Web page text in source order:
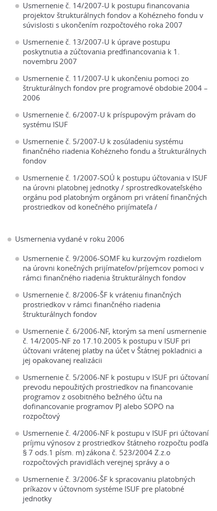
Usmernenie č. 14/2007-U k postupu financovania
projektov štrukturálnych fondov a Kohézneho fondu v
súvislosti s ukončením rozpočtového roka 2007
Usmernenie č. 13/2007-U k úprave postupu
poskytnutia a zúčtovania predfinancovania k 1.
novembru 2007
Usmernenie č. 11/2007-U k ukončeniu pomoci zo
štrukturálnych fondov pre programové obdobie 2004 –
2006
Usmernenie č. 6/2007-U k príspupovým právam do
systému ISUF
Usmernenie č. 5/2007-U k zosúladeniu systému
finančného riadenia Kohézneho fondu a štrukturálnych
fondov
Usmernenie č. 1/2007-SOÚ k postupu účtovania v ISUF
na úrovni platobnej jednotky / sprostredkovateľského
orgánu pod platobným orgánom pri vrátení finančných
prostriedkov od konečného prijímateľa /
Usmernenia vydané v roku 2006
Usmernenie č. 9/2006-SOMF ku kurzovým rozdielom
na úrovni konečných prijímateľov/príjemcov pomoci v
rámci finančného riadenia štrukturálnych fondov
Usmernenie č. 8/2006-ŠF k vráteniu finančných
prostriedkov v rámci finančného riadenia
štrukturálnych fondov
Usmernenie č. 6/2006-NF, ktorým sa mení usmernenie
č. 14/2005-NF zo 17.10.2005 k postupu v ISUF pri
účtovani vrátenej platby na účet v Štátnej pokladnici a
jej opakovanej realizácii
Usmernenie č. 5/2006-NF k postupu v ISUF pri účtovaní
prevodu nepoužitých prostriedkov na financovanie
programov z osobitného bežného účtu na
dofinancovanie programov PJ alebo SOPO na
rozpočtový
Usmernenie č. 4/2006-NF k postupu v ISUF pri účtovaní
príjmu výnosov z prostriedkov štátneho rozpočtu podľa
§ 7 ods.1 písm. m) zákona č. 523/2004 Z.z.o
rozpočtových pravidlách verejnej správy a o
Usmernenie č. 3/2006-ŠF k spracovaniu platobných
príkazov v účtovnom systéme ISUF pre platobné
jednotky